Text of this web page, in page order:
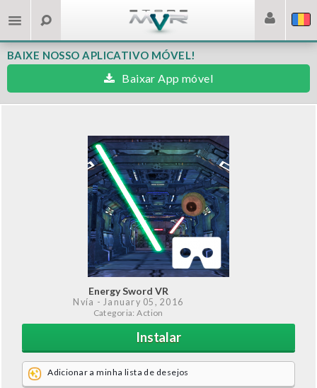
BAIXE NOSSO APLICATIVO MÓVEL!
Baixar App móvel
Energy Sword VR
Nvía - January 05, 2016
Categoria: Action
Instalar
Adicionar a minha lista de desejos